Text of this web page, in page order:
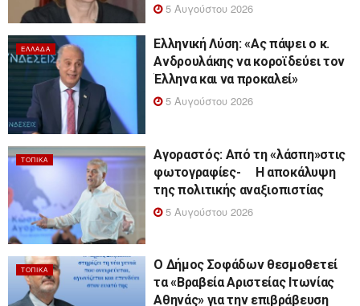
5 Αυγούστου 2026
ΕΛΛΆΔΑ
Ελληνική Λύση: «Ας πάψει ο κ.
Ανδρουλάκης να κοροϊδεύει τον
Έλληνα και να προκαλεί»
5 Αυγούστου 2026
ΤΟΠΙΚΆ
Αγοραστός: Από τη «λάσπη»στις
φωτογραφίες- Η αποκάλυψη
της πολιτικής αναξιοπιστίας
5 Αυγούστου 2026
ΤΟΠΙΚΆ
Ο Δήμος Σοφάδων θεσμοθετεί
τα «Βραβεία Αριστείας Ιτωνίας
Αθηνάς» για την επιβράβευση